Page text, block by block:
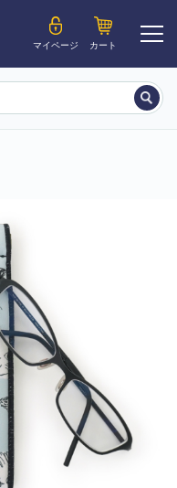
マイページ カート
マイページ
いいたします。割引サービスは一